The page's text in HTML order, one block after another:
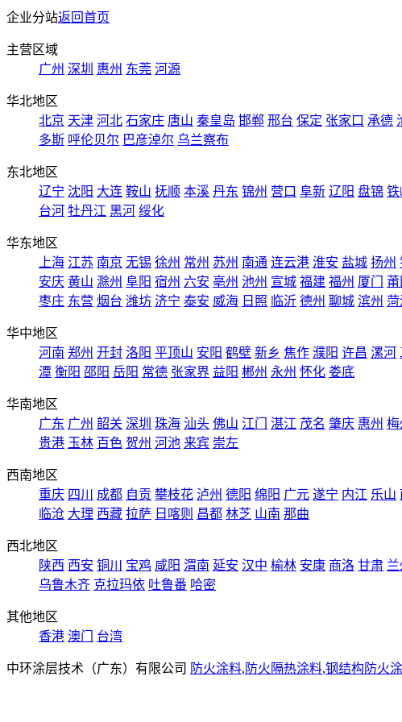
企业分站返回首页
主营区域
广州 深圳 惠州 东莞 河源
华北地区
北京 天津 河北 石家庄 唐山 秦皇岛 邯郸 邢台 保定 张家口 承德
多斯 呼伦贝尔 巴彦淖尔 乌兰察布
东北地区
辽宁 沈阳 大连 鞍山 抚顺 本溪 丹东 锦州 营口 阜新 辽阳 盘锦 铁
台河 牡丹江 黑河 绥化
华东地区
上海 江苏 南京 无锡 徐州 常州 苏州 南通 连云港 淮安 盐城 扬州
安庆 黄山 滁州 阜阳 宿州 六安 亳州 池州 宣城 福建 福州 厦门 莆
枣庄 东营 烟台 潍坊 济宁 泰安 威海 日照 临沂 德州 聊城 滨州 菏
华中地区
河南 郑州 开封 洛阳 平顶山 安阳 鹤壁 新乡 焦作 濮阳 许昌 漯河
潭 衡阳 邵阳 岳阳 常德 张家界 益阳 郴州 永州 怀化 娄底
华南地区
广东 广州 韶关 深圳 珠海 汕头 佛山 江门 湛江 茂名 肇庆 惠州 梅
贵港 玉林 百色 贺州 河池 来宾 崇左
西南地区
重庆 四川 成都 自贡 攀枝花 泸州 德阳 绵阳 广元 遂宁 内江 乐山
临沧 大理 西藏 拉萨 日喀则 昌都 林芝 山南 那曲
西北地区
陕西 西安 铜川 宝鸡 咸阳 渭南 延安 汉中 榆林 安康 商洛 甘肃 兰
乌鲁木齐 克拉玛依 吐鲁番 哈密
其他地区
香港 澳门 台湾
中环涂层技术（广东）有限公司 防火涂料, 防火隔热涂料,钢结构防火